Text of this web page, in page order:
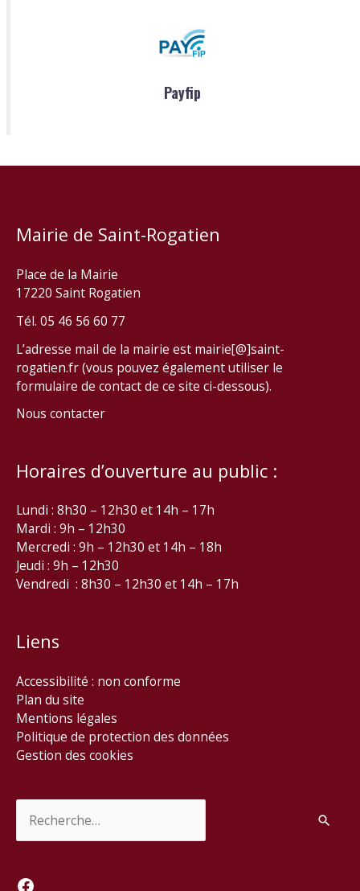
Payfip
Mairie de Saint-Rogatien
Place de la Mairie
17220 Saint Rogatien
Tél. 05 46 56 60 77
L’adresse mail de la mairie est mairie[@]saint-
rogatien.fr (vous pouvez également utiliser le
formulaire de contact de ce site ci-dessous).
Nous contacter
Horaires d’ouverture au public :
Lundi : 8h30 – 12h30 et 14h – 17h
Mardi : 9h – 12h30
Mercredi : 9h – 12h30 et 14h – 18h
Jeudi : 9h – 12h30
Vendredi : 8h30 – 12h30 et 14h – 17h
Liens
Accessibilité : non conforme
Plan du site
Mentions légales
Politique de protection des données
Gestion des cookies
Facebook